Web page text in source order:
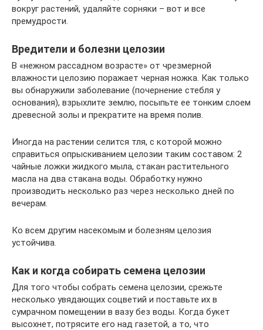
вокруг растений, удаляйте сорняки – вот и все
премудрости.
Вредители и болезни целозии
В «нежном рассадном возрасте» от чрезмерной
влажности целозию поражает черная ножка. Как только
вы обнаружили заболевание (почернение стебля у
основания), взрыхлите землю, посыпьте ее тонким слоем
древесной золы и прекратите на время полив.
Иногда на растении селится тля, с которой можно
справиться опрыскиванием целозии таким составом: 2
чайные ложки жидкого мыла, стакан растительного
масла на два стакана воды. Обработку нужно
производить несколько раз через несколько дней по
вечерам.
Ко всем другим насекомым и болезням целозия
устойчива.
Как и когда собирать семена целозии
Для того чтобы собрать семена целозии, срежьте
несколько увядающих соцветий и поставьте их в
сумрачном помещении в вазу без воды. Когда букет
высохнет, потрясите его над газетой, а то, что